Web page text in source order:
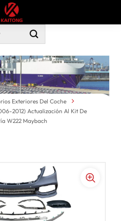
Exteriores Del Coche
2012) Actualización Al Kit De
W222 Maybach